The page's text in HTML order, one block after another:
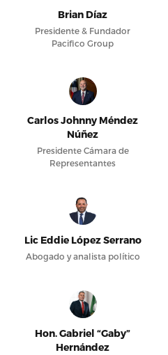
Brian Díaz
Presidente & Fundador
Pacifico Group
Carlos Johnny Méndez
Núñez
Presidente Cámara de
Representantes
Lic Eddie López Serrano
Abogado y analista político
Hon. Gabriel “Gaby”
Hernández